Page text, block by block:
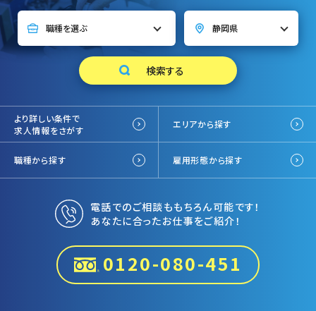
より詳しい条件で
求人情報をさがす
エリアから探す
職種から探す 雇用形態から探す
電話でのご相談ももちろん可能です！
あなたに合ったお仕事をご紹介！
0120-080-451